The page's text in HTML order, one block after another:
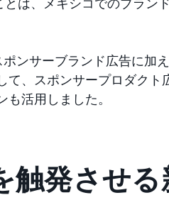
ンサーブランド広告に加
て、スポンサープロダク
活用しました。
触発させ